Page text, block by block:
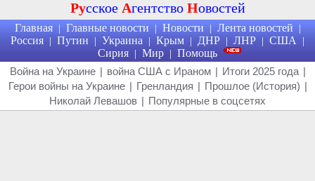
Русское Агентство Новостей
Главная | Главные новости | Новости | Лента новостей |
Россия | Путин | Украина | Крым | ДНР | ЛНР | США |
Сирия | Мир | Помощь
Война на Украине | война США с Ираном | Итоги 2025 года |
Герои войны на Украине | Гренландия | Прошлое (История) |
Николай Левашов | Популярные в соцсетях